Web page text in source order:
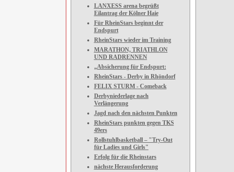
LANXESS arena begrüßt
Eilantrag der Kölner Haie
Für RheinStars beginnt der
Endspurt
RheinStars wieder im Training
MARATHON, TRIATHLON
UND RADRENNEN
„Absicherung für Endspurt:
RheinStars - Derby in Rhöndorf
FELIX STURM - Comeback
Derbyniederlage nach
Verlängerung
Jagd nach den nächsten Punkten
RheinStars punkten gegen TKS
49ers
Rollstuhlbasketball – "Try-Out
für Ladies und Girls"
Erfolg für die Rheinstars
nächste Herausforderung